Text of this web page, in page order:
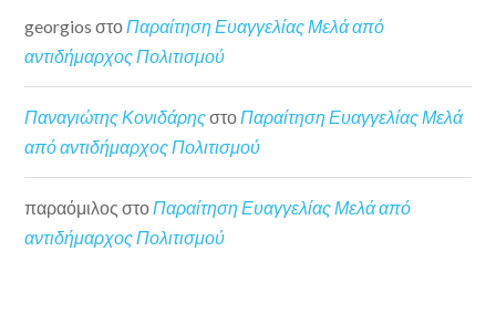
georgios στοΠαραίτηση Ευαγγελίας Μελά από
αντιδήμαρχος Πολιτισμού
Παναγιώτης ΚονιδάρηςστοΠαραίτηση Ευαγγελίας Μελά
από αντιδήμαρχος Πολιτισμού
παραόμιλος στοΠαραίτηση Ευαγγελίας Μελά από
αντιδήμαρχος Πολιτισμού